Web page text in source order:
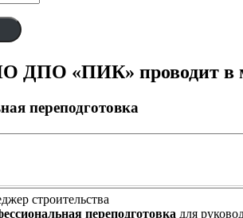
ДПО «ПИК» проводит в
переподготовка
строительства
переподготовка для